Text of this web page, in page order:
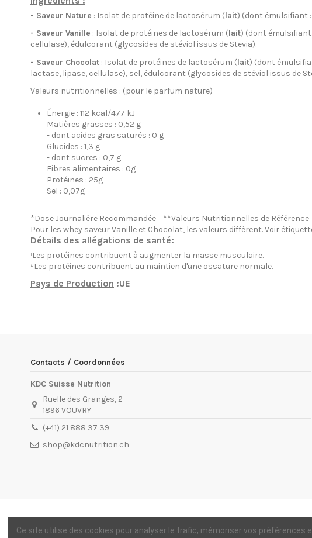
- Saveur Nature : Isolat de protéine de lactosérum (lait) (dont émulsifiant
- Saveur Vanille : Isolat de protéines de lactosérum (lait) (dont émulsifiant
cellulase), édulcorant (glycosides de stéviol issus de Stevia).
- Saveur Chocolat : Isolat de protéines de lactosérum (lait) (dont
lactase, lipase, cellulase), sel, édulcorant (glycosides de stéviol issus de
Valeurs nutritionnelles : (pour le parfum nature)
Énergie : 112 kcal/477 kJ
Matières grasses : 0,52 g
- dont acides gras saturés : 0 g
Glucides : 1,3 g
- dont sucres : 0,7 g
Fibres alimentaires : 0g
Protéines : 25g
Sel : 0,07g
*Dose Journalière Recommandée
**Valeurs Nutritionnelles de Référence
Pour les whey saveur Vanille et Chocolat, les valeurs diffèrent. Voir
Détails des allégations de santé:
¹Les protéines contribuent à augmenter la masse musculaire.
²Les protéines contribuent au maintien d'une ossature normale.
Pays de Production :UE
Contacts / Coordonnées
KDC Suisse Nutrition
Ruelle des Granges, 2
1896 VOUVRY
(+41) 21 888 37 39
shop@kdcnutrition.ch
Ce site utilise des cookies pour analyser le trafic, mémoriser vos préférences